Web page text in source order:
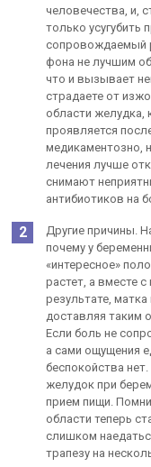
человечества, и,
только усугубить
сопровождаемый
фона не лучшим
что и вызывает
страдаете от
области желудка,
проявляется
медикаментозно,
лечения лучше
снимают
антибиотиков на
Другие причины.
почему у
«интересное»
растет, а вместе
результате,
доставляя таким
Если боль не
а сами ощущения
беспокойства
желудок при
прием пищи.
области теперь
слишком
трапезу на